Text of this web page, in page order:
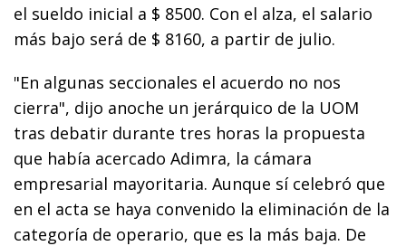
el sueldo inicial a $ 8500. Con el alza, el salario
más bajo será de $ 8160, a partir de julio.
"En algunas seccionales el acuerdo no nos
cierra", dijo anoche un jerárquico de la UOM
tras debatir durante tres horas la propuesta
que había acercado Adimra, la cámara
empresarial mayoritaria. Aunque sí celebró que
en el acta se haya convenido la eliminación de la
categoría de operario, que es la más baja. De